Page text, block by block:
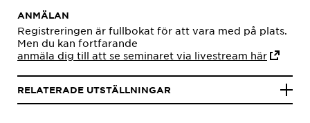
ANMÄLAN
Registreringen är fullbokat för att vara med på plats.
Men du kan fortfarande
anmäla dig till att se seminaret via livestream här
RELATERADE UTSTÄLLNINGAR